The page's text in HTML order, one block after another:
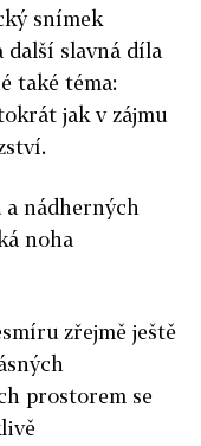
snímek
další slavná díla
také téma:
jak v zájmu
a nádherných
noha
zřejmě ještě
prostorem se